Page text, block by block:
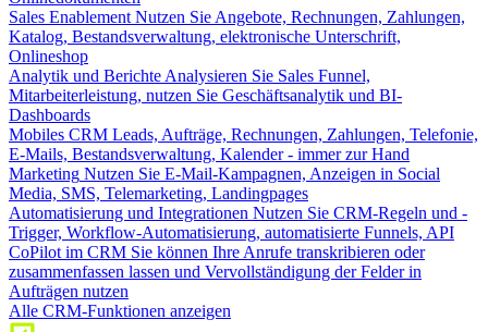
Sales Enablement Nutzen Sie Angebote, Rechnungen, Zahlungen,
Katalog, Bestandsverwaltung, elektronische Unterschrift,
Onlineshop
Analytik und Berichte Analysieren Sie Sales Funnel,
Mitarbeiterleistung, nutzen Sie Geschäftsanalytik und BI-
Dashboards
Mobiles CRM Leads, Aufträge, Rechnungen, Zahlungen, Telefonie,
E-Mails, Bestandsverwaltung, Kalender - immer zur Hand
Marketing Nutzen Sie E-Mail-Kampagnen, Anzeigen in Social
Media, SMS, Telemarketing, Landingpages
Automatisierung und Integrationen Nutzen Sie CRM-Regeln und -
Trigger, Workflow-Automatisierung, automatisierte Funnels, API
CoPilot im CRM Sie können Ihre Anrufe transkribieren oder
zusammenfassen lassen und Vervollständigung der Felder in
Aufträgen nutzen
Alle CRM-Funktionen anzeigen